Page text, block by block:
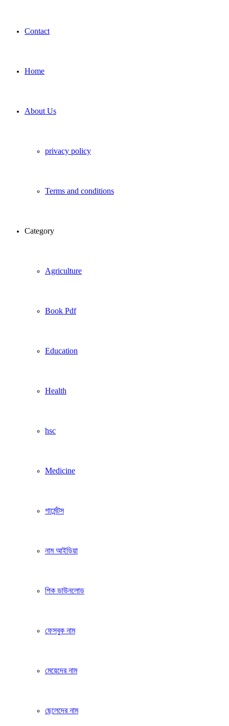
Contact
Home
About Us
privacy policy
Terms and conditions
Category
Agriculture
Book Pdf
Education
Health
hsc
Medicine
গার্মেন্টস
নাম আইডিয়া
পিক ডাউনলোড
ফেসবুক নাম
মেয়েদের নাম
ছেলেদের নাম